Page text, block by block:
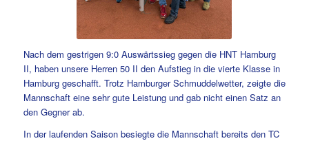
Nach dem gestrigen 9:0 Auswärtssieg gegen die HNT Hamburg
II, haben unsere Herren 50 II den Aufstieg in die vierte Klasse in
Hamburg geschafft. Trotz Hamburger Schmuddelwetter, zeigte die
Mannschaft eine sehr gute Leistung und gab nicht einen Satz an
den Gegner ab.
In der laufenden Saison besiegte die Mannschaft bereits den TC